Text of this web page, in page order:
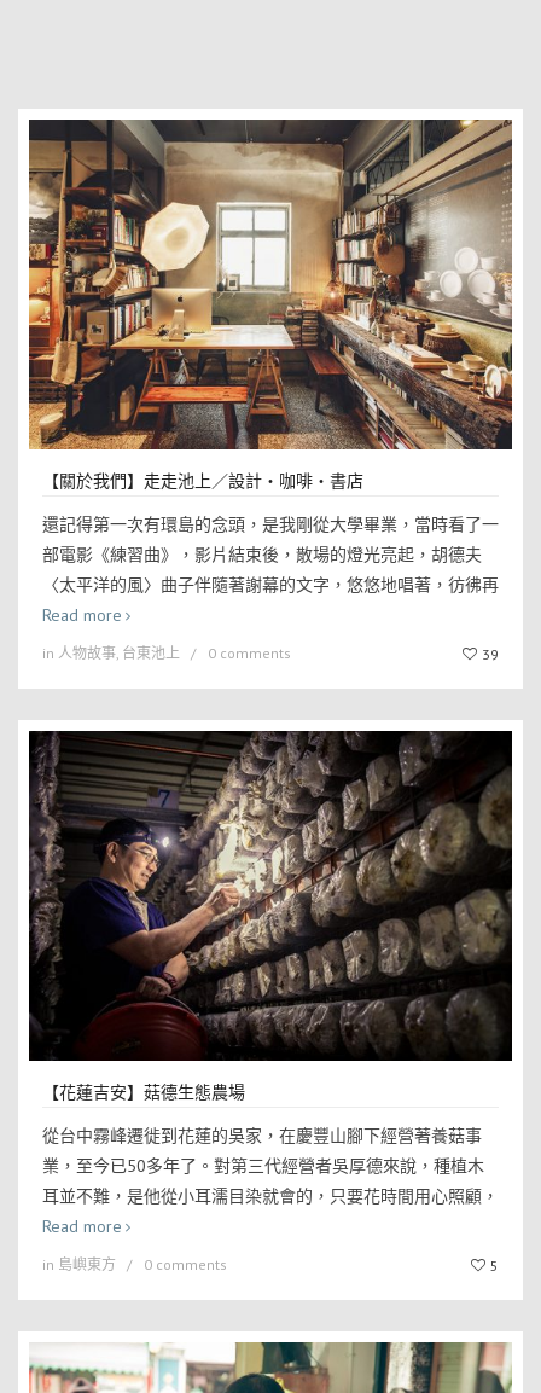
【關於我們】走走池上／設計・咖啡・書店
還記得第一次有環島的念頭，是我剛從大學畢業，當時看了一
部電影《練習曲》，影片結束後，散場的燈光亮起，胡德夫
〈太平洋的風〉曲子伴隨著謝幕的文字，悠悠地唱著，彷彿再
Read more
in 人物故事, 台東池上 0 comments 39
【花蓮吉安】菇德生態農場
從台中霧峰遷徙到花蓮的吳家，在慶豐山腳下經營著養菇事
業，至今已50多年了。對第三代經營者吳厚德來說，種植木
耳並不難，是他從小耳濡目染就會的，只要花時間用心照顧，
Read more
in 島嶼東方 0 comments 5